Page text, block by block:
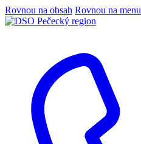
Rovnou na obsah Rovnou na menu